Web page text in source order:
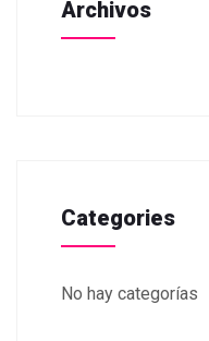
Archivos
Categories
No hay categorías